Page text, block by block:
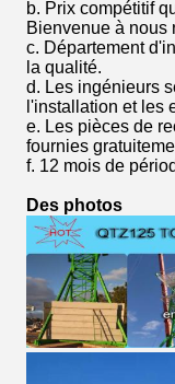
b. Prix compétitif
Bienvenue à nous
c. Département
la qualité.
d. Les ingénieurs
l'installation et les
e. Les pièces de
fournies
f. 12 mois de
Des photos